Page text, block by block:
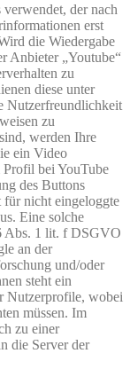
der nach
erst
die Wiedergabe
Anbieter „Youtube“
zu
diese unter
Nutzerfreundlichkeit
zu
werden Ihre
ein Video
bei YouTube
des Buttons
für nicht eingeloggte
Eine solche
Abs. 1 lit. f DSGVO
an der
und/oder
steht ein
Nutzerprofile, wobei
müssen. Im
zu einer
die Server der